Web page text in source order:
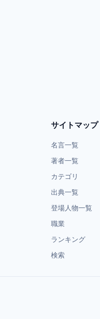
サイトマップ
名言一覧
著者一覧
カテゴリ
出典一覧
登場人物一覧
職業
ランキング
検索